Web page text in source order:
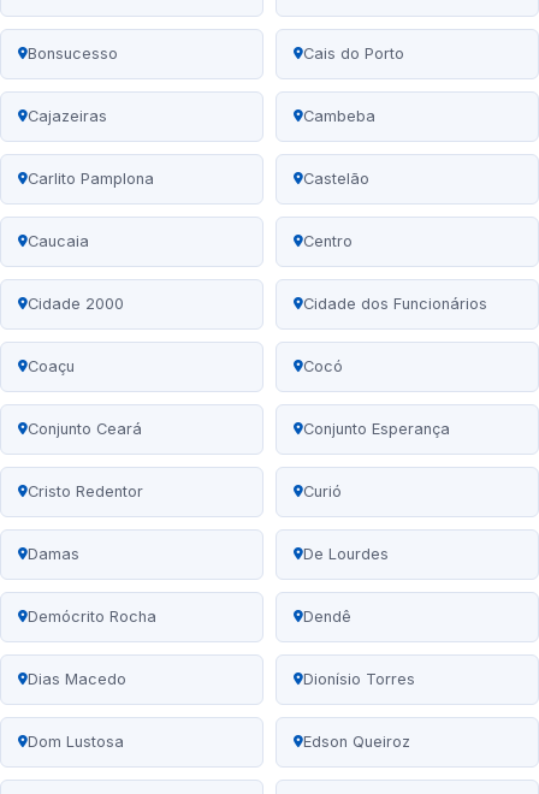
Bonsucesso Cais do Porto
Cajazeiras Cambeba
Carlito Pamplona Castelão
Caucaia Centro
Cidade 2000 Cidade dos Funcionários
Coaçu Cocó
Conjunto Ceará Conjunto Esperança
Cristo Redentor Curió
Damas De Lourdes
Demócrito Rocha Dendê
Dias Macedo Dionísio Torres
Dom Lustosa Edson Queiroz